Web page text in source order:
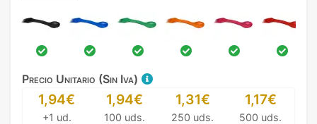
Precio Unitario (Sin Iva)
1,94€
+1 ud.
1,94€
100 uds.
1,31€
250 uds.
1,17€
500 uds.